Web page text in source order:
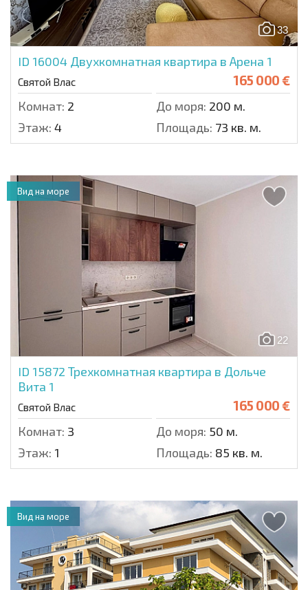
33
ID 16004 Двухкомнатная квартира в Арена 1
Святой Влас 165 000 €
Комнат: 2 До моря: 200 м.
Этаж: 4 Площадь: 73 кв. м.
22
ID 15872 Трехкомнатная квартира в Дольче
Вита 1
Святой Влас 165 000 €
Комнат: 3 До моря: 50 м.
Этаж: 1 Площадь: 85 кв. м.
Вид на море
Вид на море